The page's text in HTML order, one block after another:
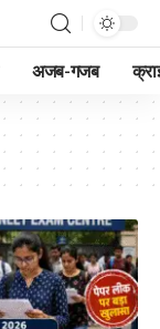
अजब-गजब